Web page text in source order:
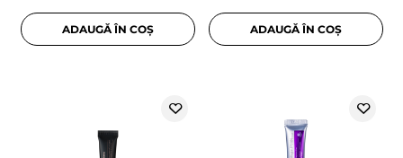
ADAUGĂ ÎN COȘ ADAUGĂ ÎN COȘ